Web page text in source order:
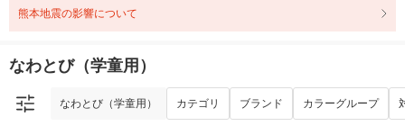
熊本地震の影響について
なわとび（学童用）
なわとび（学童用） カテゴリ ブランド カラーグループ